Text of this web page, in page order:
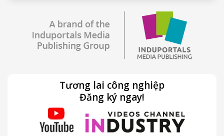
Tương lai công nghiệp
Đăng ký ngay!